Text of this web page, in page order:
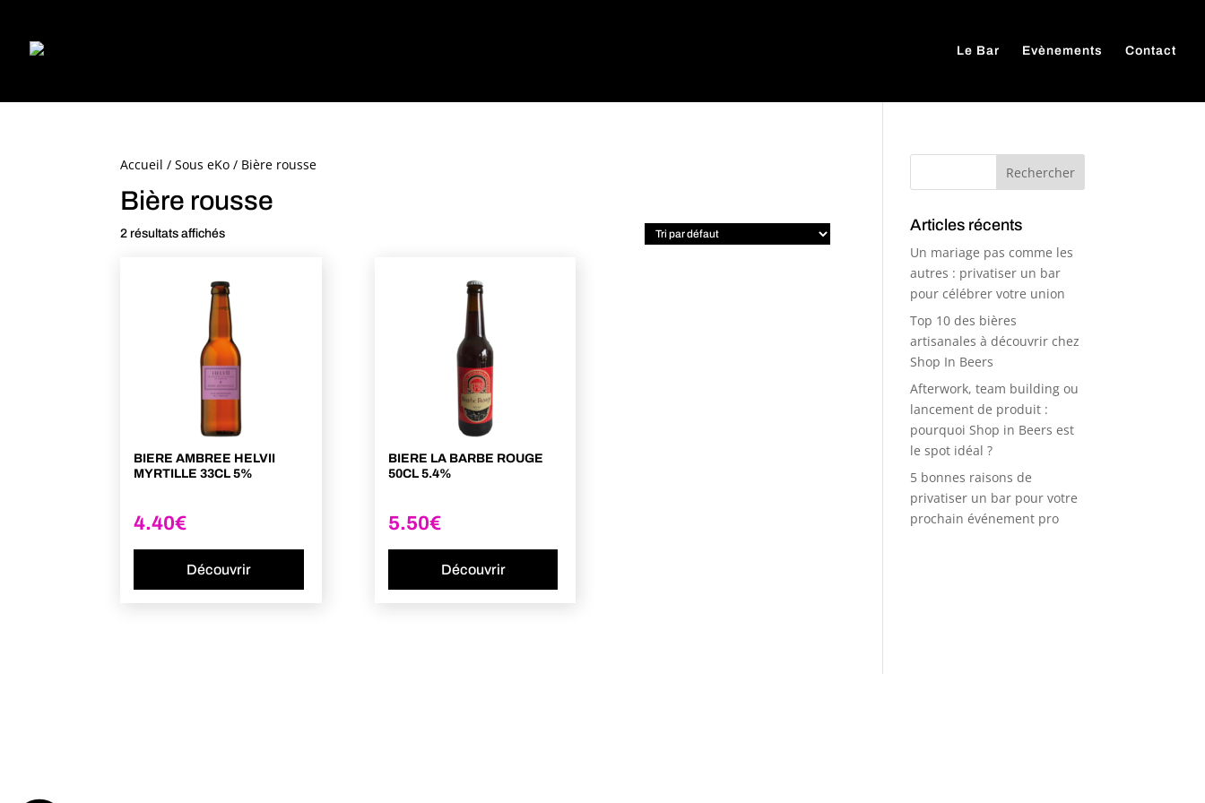
Le Bar Evènements Contact
Accueil /Sous eKo / Bière rousse
Bière rousse
2 résultats affichés
BIERE AMBREE HELVII
MYRTILLE 33CL 5%
4.40€
Découvrir
BIERE LA BARBE ROUGE
50CL 5.4%
5.50€
Découvrir
Articles récents
Un mariage pas comme les
autres : privatiser un bar
pour célébrer votre union
Top 10 des bières
artisanales à découvrir chez
Shop In Beers
Afterwork, team building ou
lancement de produit :
pourquoi Shop in Beers est
le spot idéal ?
5 bonnes raisons de
privatiser un bar pour votre
prochain événement pro